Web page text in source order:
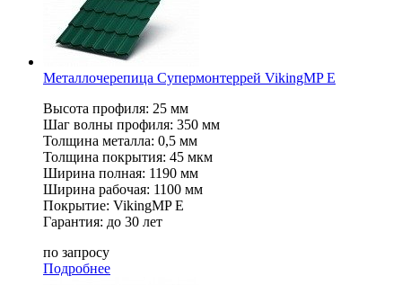
Металлочерепица Супермонтеррей VikingMP E
Высота профиля: 25 мм
Шаг волны профиля: 350 мм
Толщина металла: 0,5 мм
Толщина покрытия: 45 мкм
Ширина полная: 1190 мм
Ширина рабочая: 1100 мм
Покрытие: VikingMP Е
Гарантия: до 30 лет
по запросу
Подробнее